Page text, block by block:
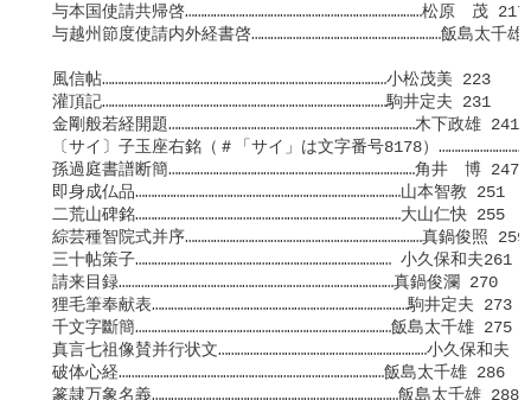
与本国使請共帰啓…………………………………………………………………松原　茂 217
与越州節度使請内外経書啓……………………………………………………飯島太千
風信帖………………………………………………………………………………小松茂美 223
灌頂記………………………………………………………………………………駒井定夫 231
金剛般若経開題……………………………………………………………………木下政雄 241
〔サイ〕子玉座右銘（＃「サイ」は文字番号8178）
孫過庭書譜断簡……………………………………………………………………角井　博 247
即身
二荒山碑銘…………………………………………………………………………大山仁快 255
綜芸種智院式并序…………………………………………………………………真鍋俊照 259
三十帖策子……………………………………………………………………… 小久保和夫261
請来目録……………………………………………………………………………真鍋俊瀾 270
狸毛筆奉献表………………………………………………………………………駒井定夫 273
千文字斷簡
真言七祖像賛并行状文…………………………………………………………小久保和夫
破体心経…………………………………………………………………………飯島太千雄 286
篆隷万象名義……………………………………………………………………飯島太千雄 288